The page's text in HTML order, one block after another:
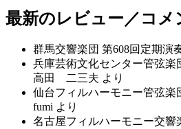
最新のレビュー／コメ
群馬交響楽団 第608回定期演
兵庫芸術文化センター管弦楽
高田 二三夫 より
仙台フィルハーモニー管弦楽
fumi より
名古屋フィルハーモニー交響